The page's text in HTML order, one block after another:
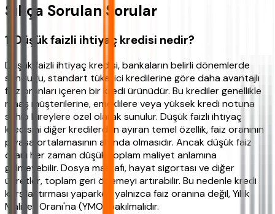
Sıkça Sorulan Sorular
1. Düşük faizli ihtiyaç kredisi nedir?
Düşük faizli ihtiyaç kredisi, bankaların belirli dönemlerde
sunduğu, standart tüketici kredilerine göre daha avantajlı
faiz oranları içeren bir kredi ürünüdür. Bu krediler genellikle
maaş müşterilerine, emeklilere veya yüksek kredi notuna
sahip bireylere özel olarak sunulur. Düşük faizli ihtiyaç
kredisini diğer kredilerden ayıran temel özellik, faiz oranının
piyasa ortalamasının altında olmasıdır. Ancak düşük faiz
oranı her zaman düşük toplam maliyet anlamına
gelmeyebilir. Dosya masrafı, hayat sigortası ve diğer
ücretler, toplam geri ödemeyi artırabilir. Bu nedenle kredi
karşılaştırması yaparken yalnızca faiz oranına değil, Yıllık
Maliyet Oranı'na (YMO) bakılmalıdır.